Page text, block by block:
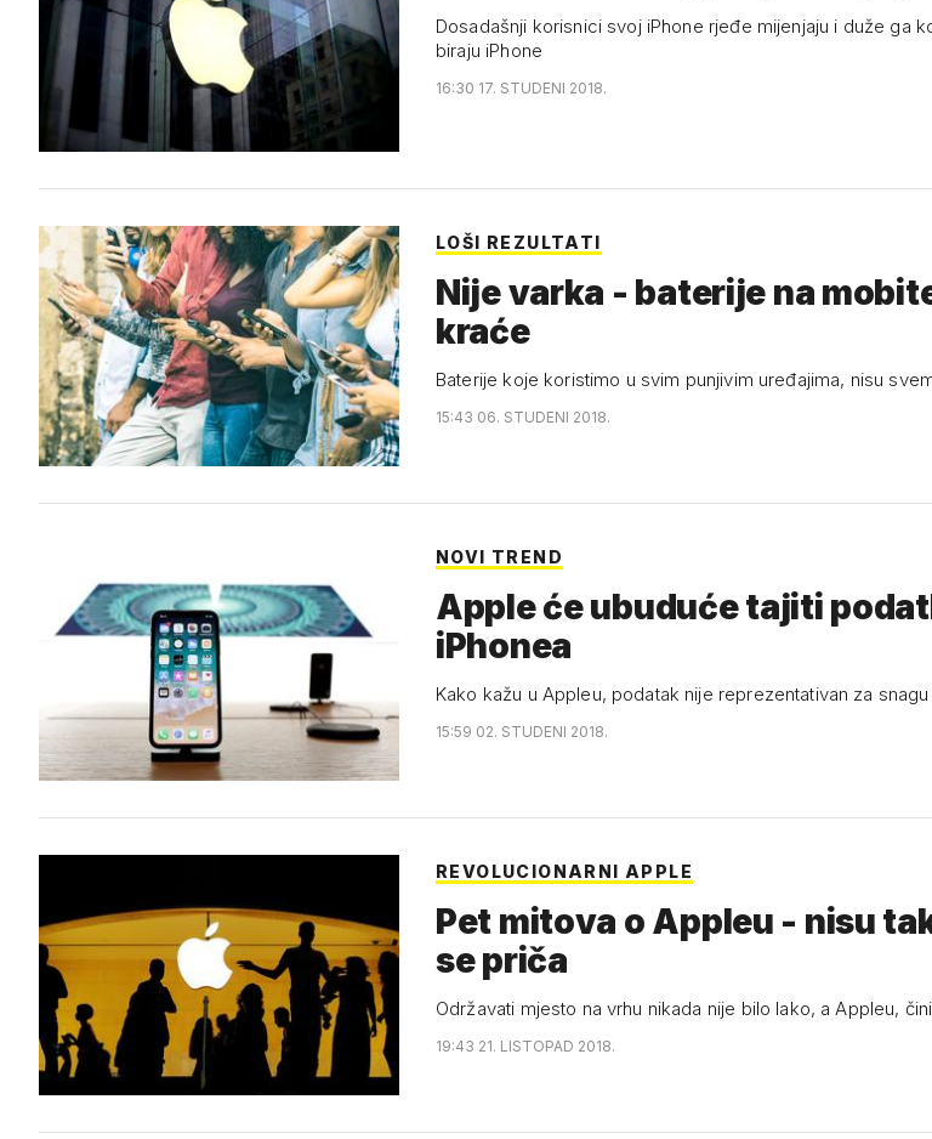
Dosadašnji korisnici svoj iPhone rjeđe mijenjaju i duže ga
biraju iPhone
16:30 17. STUDENI 2018.
LOŠI REZULTATI
Nije varka - baterije na
kraće
Baterije koje koristimo u svim punjivim uređajima, nisu
15:43 06. STUDENI 2018.
NOVI TREND
Apple će ubuduće tajiti
iPhonea
Kako kažu u Appleu, podatak nije reprezentativan za
15:59 02. STUDENI 2018.
REVOLUCIONARNI APPLE
Pet mitova o Appleu - nisu
se priča
Održavati mjesto na vrhu nikada nije bilo lako, a Appleu,
19:43 21. LISTOPAD 2018.